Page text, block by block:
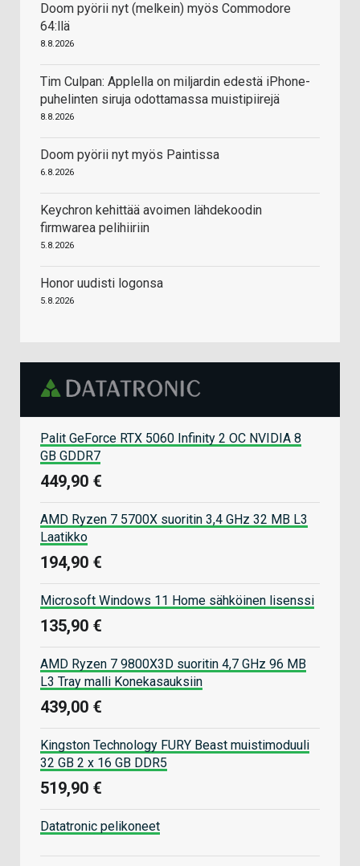
Doom pyörii nyt (melkein) myös Commodore
64:llä
8.8.2026
Tim Culpan: Applella on miljardin edestä iPhone-
puhelinten siruja odottamassa muistipiirejä
8.8.2026
Doom pyörii nyt myös Paintissa
6.8.2026
Keychron kehittää avoimen lähdekoodin
firmwarea pelihiiriin
5.8.2026
Honor uudisti logonsa
5.8.2026
Palit GeForce RTX 5060 Infinity 2 OC NVIDIA 8
GB GDDR7
449,90 €
AMD Ryzen 7 5700X suoritin 3,4 GHz 32 MB L3
Laatikko
194,90 €
Microsoft Windows 11 Home sähköinen lisenssi
135,90 €
AMD Ryzen 7 9800X3D suoritin 4,7 GHz 96 MB
L3 Tray malli Konekasauksiin
439,00 €
Kingston Technology FURY Beast muistimoduuli
32 GB 2 x 16 GB DDR5
519,90 €
Datatronic pelikoneet